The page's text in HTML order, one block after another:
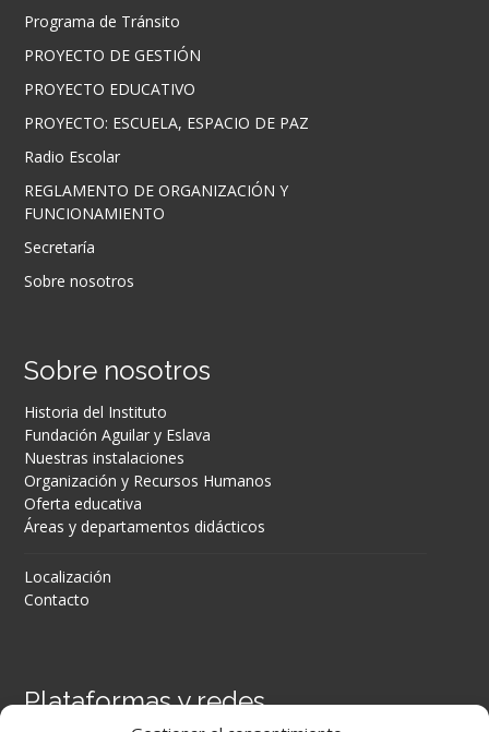
Programa de Tránsito
PROYECTO DE GESTIÓN
PROYECTO EDUCATIVO
PROYECTO: ESCUELA, ESPACIO DE PAZ
Radio Escolar
REGLAMENTO DE ORGANIZACIÓN Y
FUNCIONAMIENTO
Secretaría
Sobre nosotros
Sobre nosotros
Historia del Instituto
Fundación Aguilar y Eslava
Nuestras instalaciones
Organización y Recursos Humanos
Oferta educativa
Áreas y departamentos didácticos
Localización
Contacto
Plataformas y redes